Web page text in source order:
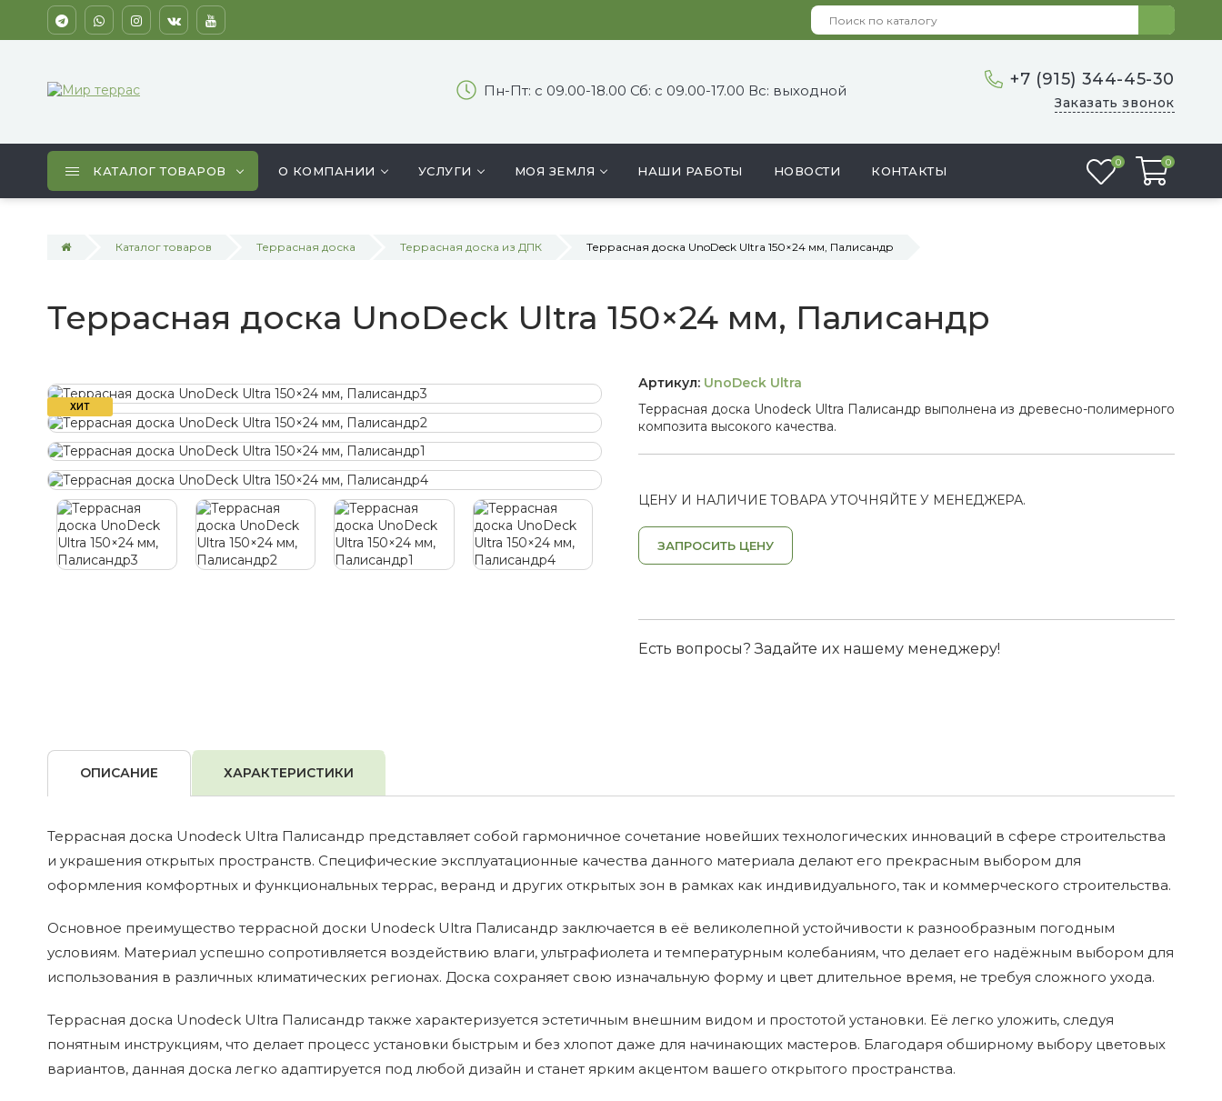
+7 (915) 344-45-30
Заказать звонок
Пн-Пт: с 09.00-18.00 Сб: с 09.00-17.00 Вс: выходной
КАТАЛОГ ТОВАРОВ О КОМПАНИИ УСЛУГИ МОЯ ЗЕМЛЯ НАШИ РАБОТЫ НОВОСТИ КОНТАКТЫ
0
Избранное
0
Каталог товаров Террасная доска Террасная доска из ДПК Террасная доска UnoDeck Ultra 150×24 мм, Палисандр
Террасная доска UnoDeck Ultra 150×24 мм, Палисандр
ХИТ
Артикул: UnoDeck Ultra
Террасная доска Unodeck Ultra Палисандр выполнена из древесно-полимерного
композита высокого качества.
ЦЕНУ И НАЛИЧИЕ ТОВАРА УТОЧНЯЙТЕ У МЕНЕДЖЕРА.
ЗАПРОСИТЬ ЦЕНУ
Есть вопросы? Задайте их нашему менеджеру!
ОПИСАНИЕ ХАРАКТЕРИСТИКИ
Террасная доска Unodeck Ultra Палисандр представляет собой гармоничное сочетание новейших технологических инноваций в сфере строительства
и украшения открытых пространств. Специфические эксплуатационные качества данного материала делают его прекрасным выбором для
оформления комфортных и функциональных террас, веранд и других открытых зон в рамках как индивидуального, так и коммерческого строительства.
Основное преимущество террасной доски Unodeck Ultra Палисандр заключается в её великолепной устойчивости к разнообразным погодным
условиям. Материал успешно сопротивляется воздействию влаги, ультрафиолета и температурным колебаниям, что делает его надёжным выбором для
использования в различных климатических регионах. Доска сохраняет свою изначальную форму и цвет длительное время, не требуя сложного ухода.
Террасная доска Unodeck Ultra Палисандр также характеризуется эстетичным внешним видом и простотой установки. Её легко уложить, следуя
понятным инструкциям, что делает процесс установки быстрым и без хлопот даже для начинающих мастеров. Благодаря обширному выбору цветовых
вариантов, данная доска легко адаптируется под любой дизайн и станет ярким акцентом вашего открытого пространства.